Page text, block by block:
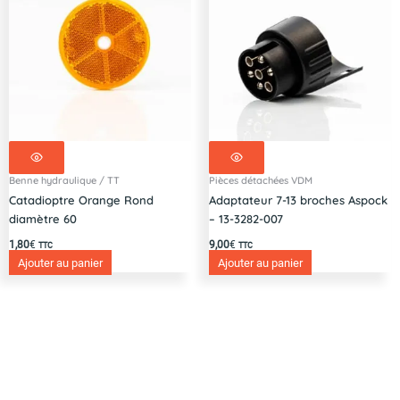
Benne hydraulique / TT
Catadioptre Orange Rond
diamètre 60
1,80€ TTC
Ajouter au panier
Pièces détachées VDM
Adaptateur 7-13 broches Aspock
– 13-3282-007
9,00€ TTC
Ajouter au panier